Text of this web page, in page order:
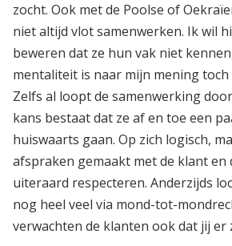
zocht. Ook met de Poolse of
niet altijd vlot samenwerken. Ik wil
beweren dat ze hun vak niet
mentaliteit is naar mijn mening toch
Zelfs al loopt de samenwerking
kans bestaat dat ze af en toe een
huiswaarts gaan. Op zich logisch,
afspraken gemaakt met de klant en
uiteraard respecteren. Anderzijds
nog heel veel via mond-tot-
verwachten de klanten ook dat jij er